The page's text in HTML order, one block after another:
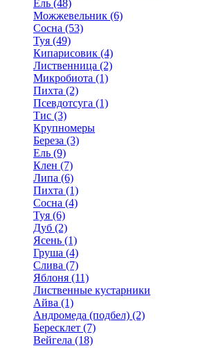
Ель (48)
Можжевельник (6)
Сосна (53)
Туя (49)
Кипарисовик (4)
Лиственница (2)
Микробиота (1)
Пихта (2)
Псевдотсуга (1)
Тис (3)
Крупномеры
Береза (3)
Ель (9)
Клен (7)
Липа (6)
Пихта (1)
Сосна (4)
Туя (6)
Дуб (2)
Ясень (1)
Груша (4)
Слива (7)
Яблоня (11)
Лиственные кустарники
Айва (1)
Андромеда (подбел) (2)
Бересклет (7)
Вейгела (18)